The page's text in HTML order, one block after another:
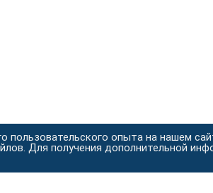
пользовательского опыта на нашем
Для получения дополнительной